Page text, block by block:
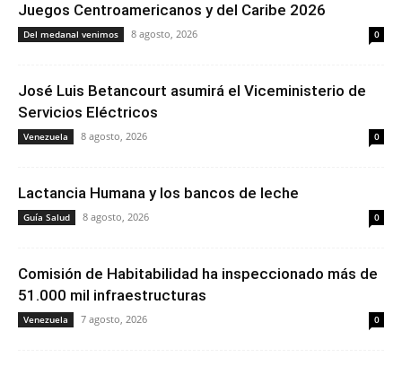
Juegos Centroamericanos y del Caribe 2026
Del medanal venimos 8 agosto, 2026 0
José Luis Betancourt asumirá el Viceministerio de
Servicios Eléctricos
Venezuela 8 agosto, 2026 0
Lactancia Humana y los bancos de leche
Guía Salud 8 agosto, 2026 0
Comisión de Habitabilidad ha inspeccionado más de
51.000 mil infraestructuras
Venezuela 7 agosto, 2026 0